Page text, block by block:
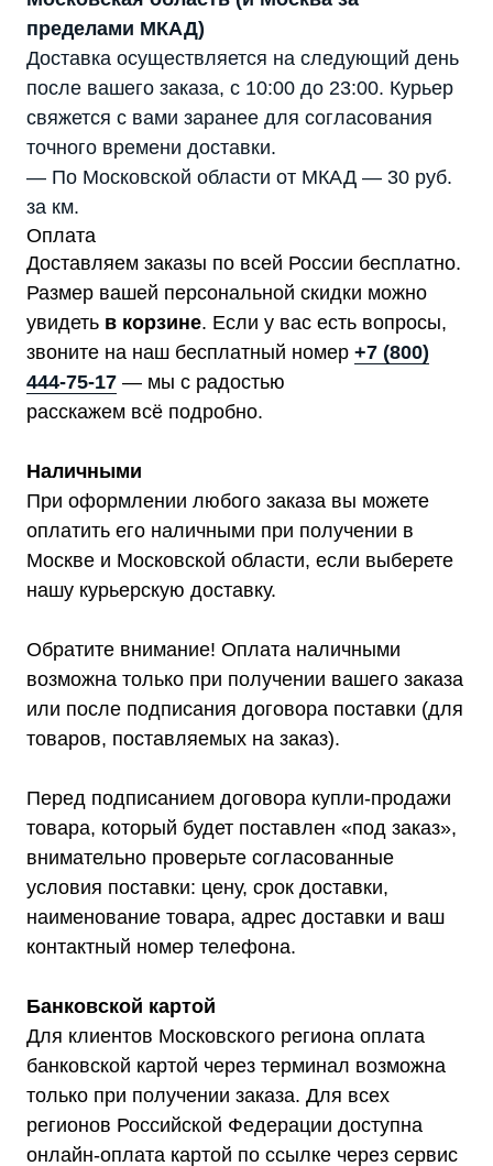
пределами МКАД)
Доставка осуществляется на следующий день
после вашего заказа, с 10:00 до 23:00. Курьер
свяжется с вами заранее для согласования
точного времени доставки.
— По Московской области от МКАД — 30 руб.
за км.
Оплата
Доставляем заказы по всей России бесплатно.
Размер вашей персональной скидки можно
увидеть в корзине. Если у вас есть вопросы,
звоните на наш бесплатный номер +7 (800)
444-75-17 — мы с радостью
расскажем всё подробно.
Наличными
При оформлении любого заказа вы можете
оплатить его наличными при получении в
Москве и Московской области, если выберете
нашу курьерскую доставку.
Обратите внимание! Оплата наличными
возможна только при получении вашего заказа
или после подписания договора поставки (для
товаров, поставляемых на заказ).
Перед подписанием договора купли-продажи
товара, который будет поставлен «под заказ»,
внимательно проверьте согласованные
условия поставки: цену, срок доставки,
наименование товара, адрес доставки и ваш
контактный номер телефона.
Банковской картой
Для клиентов Московского региона оплата
банковской картой через терминал возможна
только при получении заказа. Для всех
регионов Российской Федерации доступна
онлайн-оплата картой по ссылке через сервис
официальным
дилером ГК «Штиль"
8 (800) 444-75-17 info@shtil-stab.ru
Оставьте заявку на подбор
стабилизатора или ИБП и наши
менеджеры помогут вам подобрать
подходящий вариант
Оставить заявку